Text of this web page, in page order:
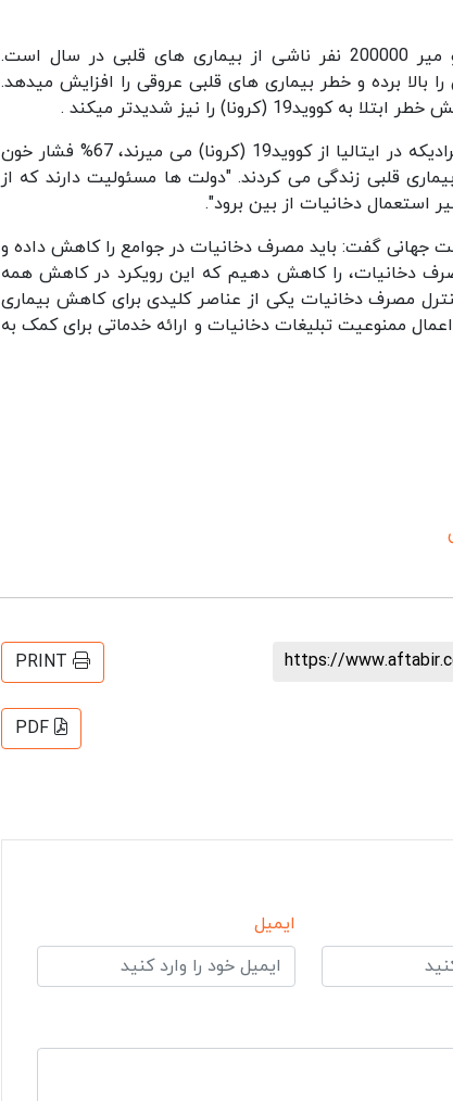
این گزارش همچنان نشان میدهد که دخانیات عامل مرگ و میر 200000 نفر ناشی از بیماری های قلبی در سال است.
برده و خطر بیماری های قلبی عروقی را افزایش میدهد.
را نیز شدیدتر میکند .
اخیراّ بررسی سازمان بهداشت جهانی نشان داد که در میان افرادیکه در ایتالیا از کووید19 (کرونا) می میرند، 67% فشار خون
(کرونا) مبتلا شدند با بیماری قلبی زندگی می کردند. "دولت ها مسئولیت دارند که از
استعمال دخانیات از بین برود".
جهانی گفت: باید مصرف دخانیات در جوامع را کاهش داده و
دخانیات، را کاهش دهیم که این رویکرد در کاهش همه
مصرف دخانیات یکی از عناصر کلیدی برای کاهش بیماری
ممنوعیت تبلیغات دخانیات و ارائه خدماتی برای کمک به
https://
PRINT
PDF
ایمیل